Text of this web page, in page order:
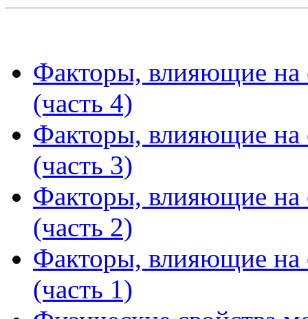
Факторы, влияющие на
(часть 4)
Факторы, влияющие на
(часть 3)
Факторы, влияющие на
(часть 2)
Факторы, влияющие на
(часть 1)